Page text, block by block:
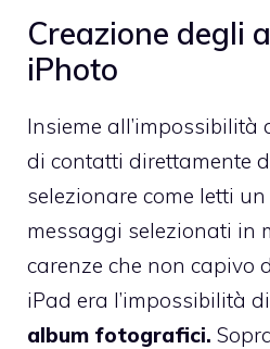
Creazione degli
iPhoto
Insieme all’impossibilità
di contatti direttamente
selezionare come letti
messaggi selezionati in
carenze che non capivo
iPad era l’impossibilità
album fotografici.